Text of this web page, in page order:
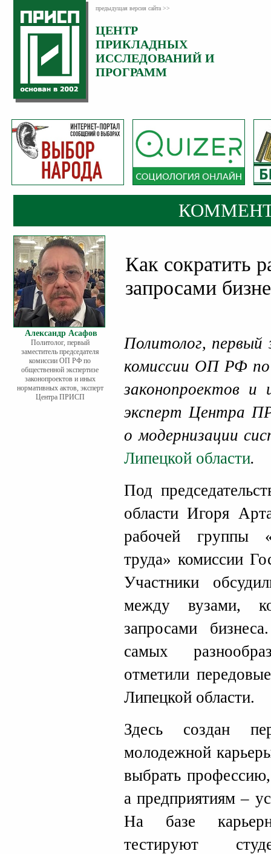
предыдущая версия сайта >>
ЦЕНТР
ПРИКЛАДНЫХ
ИССЛЕДОВАНИЙ И
ПРОГРАММ
Александр Асафов
Политолог, первый
заместитель председателя
комиссии ОП РФ по
общественной экспертизе
законопроектов и иных
нормативных актов, эксперт
Центра ПРИСП
Как сократить
запросами
Политолог, первый
комиссии ОП РФ по
законопроектов
эксперт Центра
о модернизации
Липецкой области.
Под
области Игоря
рабочей группы
труда» комиссии
Участники
между вузами,
запросами
самых
отметили
Липецкой области.
Здесь создан
молодежной
выбрать
а предприятиям –
На базе
тестируют
Категория:
Комментарии